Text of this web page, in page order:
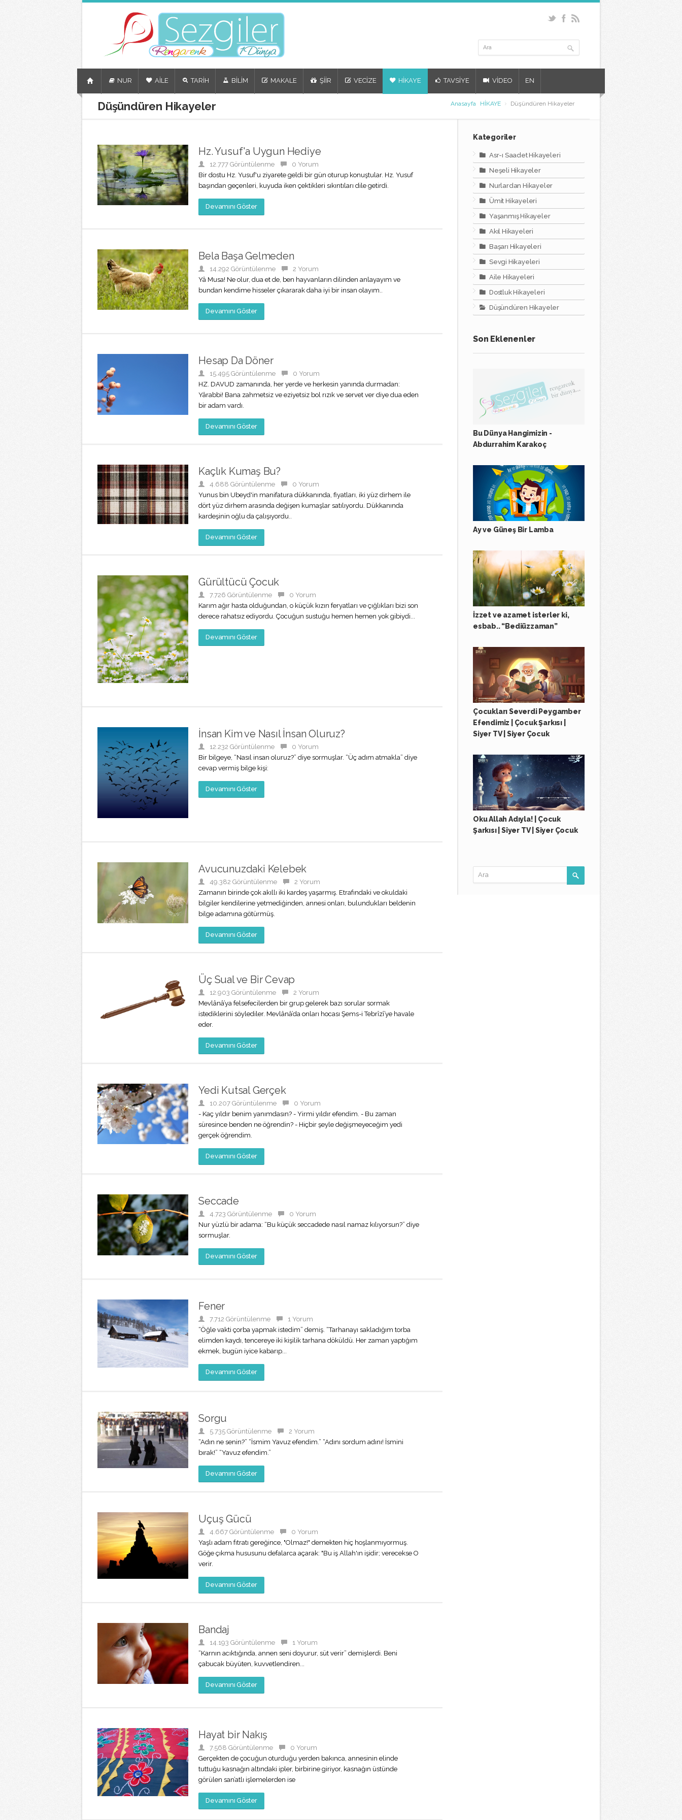
NUR AİLE TARİH BİLİM MAKALE ŞİİR VECİZE HİKAYE TAVSİYE VİDEO EN
Düşündüren Hikayeler Anasayfa HİKAYE Düşündüren Hikayeler
Hz. Yusuf'a Uygun Hediye
12.777 Görüntülenme
0 Yorum
Bir dostu Hz. Yusuf'u ziyarete geldi bir gün oturup konuştular. Hz. Yusuf
başından geçenleri, kuyuda iken çektikleri sıkıntıları dile getirdi.
Devamını Göster
Bela Başa Gelmeden
14.292 Görüntülenme
2 Yorum
Yâ Musa! Ne olur, dua et de, ben hayvanların dilinden anlayayım ve
bundan kendime hisseler çıkararak daha iyi bir insan olayım..
Devamını Göster
Hesap Da Döner
15.495 Görüntülenme
0 Yorum
HZ. DAVUD zamanında, her yerde ve herkesin yanında durmadan:
Yârabbi! Bana zahmetsiz ve eziyetsiz bol rızık ve servet ver diye dua eden
bir adam vardı.
Devamını Göster
Kaçlık Kumaş Bu?
4.688 Görüntülenme
0 Yorum
Yunus bin Ubeyd'in manifatura dükkanında, fiyatları, iki yüz dirhem ile
dört yüz dirhem arasında değişen kumaşlar satılıyordu. Dükkanında
kardeşinin oğlu da çalışıyordu..
Devamını Göster
Gürültücü Çocuk
7.726 Görüntülenme
0 Yorum
Karım ağır hasta olduğundan, o küçük kızın feryatları ve çığlıkları bizi son
derece rahatsız ediyordu. Çocuğun sustuğu hemen hemen yok gibiydi...
Devamını Göster
İnsan Kim ve Nasıl İnsan Oluruz?
12.232 Görüntülenme
0 Yorum
Bir bilgeye, “Nasıl insan oluruz?” diye sormuşlar. “Üç adım atmakla” diye
cevap vermiş bilge kişi:
Devamını Göster
Avucunuzdaki Kelebek
49.382 Görüntülenme
2 Yorum
Zamanın birinde çok akıllı iki kardeş yaşarmış. Etrafındaki ve okuldaki
bilgiler kendilerine yetmediğinden, annesi onları, bulundukları beldenin
bilge adamına götürmüş.
Devamını Göster
Üç Sual ve Bir Cevap
12.903 Görüntülenme
2 Yorum
Mevlânâ’ya felsefecilerden bir grup gelerek bazı sorular sormak
istediklerini söylediler. Mevlânâ’da onları hocası Şems-i Tebrîzî’ye havale
eder.
Devamını Göster
Yedi Kutsal Gerçek
10.207 Görüntülenme
0 Yorum
- Kaç yıldır benim yanımdasın? - Yirmi yıldır efendim. - Bu zaman
süresince benden ne öğrendin? - Hiçbir şeyle değişmeyeceğim yedi
gerçek öğrendim.
Devamını Göster
Seccade
4.723 Görüntülenme
0 Yorum
Nur yüzlü bir adama: “Bu küçük seccadede nasıl namaz kılıyorsun?” diye
sormuşlar.
Devamını Göster
Fener
7.712 Görüntülenme
1 Yorum
“Öğle vakti çorba yapmak istedim” demiş. “Tarhanayı sakladığım torba
elimden kaydı, tencereye iki kişilik tarhana döküldü. Her zaman yaptığım
ekmek, bugün iyice kabarıp...
Devamını Göster
Sorgu
5.735 Görüntülenme
2 Yorum
“Adın ne senin?” “İsmim Yavuz efendim.” “Adını sordum adını! İsmini
bırak!” “Yavuz efendim.”
Devamını Göster
Uçuş Gücü
4.667 Görüntülenme
0 Yorum
Yaşlı adam fıtratı gereğince, "Olmaz!" demekten hiç hoşlanmıyormuş.
Göğe çıkma hususunu defalarca açarak: "Bu iş Allah'ın işidir; verecekse O
verir.
Devamını Göster
Bandaj
14.193 Görüntülenme
1 Yorum
“Karnın acıktığında, annen seni doyurur, süt verir” demişlerdi. Beni
çabucak büyüten, kuvvetlendiren...
Devamını Göster
Hayat bir Nakış
7.568 Görüntülenme
0 Yorum
Gerçekten de çocuğun oturduğu yerden bakınca, annesinin elinde
tuttuğu kasnağın altındaki ipler, birbirine giriyor, kasnağın üstünde
görülen san’atlı işlemelerden ise
Devamını Göster
Kategoriler
Asr-ı Saadet Hikayeleri
Neşeli Hikayeler
Nurlardan Hikayeler
Ümit Hikayeleri
Yaşanmış Hikayeler
Akıl Hikayeleri
Başarı Hikayeleri
Sevgi Hikayeleri
Aile Hikayeleri
Dostluk Hikayeleri
Düşündüren Hikayeler
Son Eklenenler
Bu Dünya Hangimizin -
Abdurrahim Karakoç
Ay ve Güneş Bir Lamba
İzzet ve azamet isterler ki,
esbab.. “Bediüzzaman”
Çocukları Severdi Peygamber
Efendimiz | Çocuk Şarkısı |
Siyer TV | Siyer Çocuk
Oku Allah Adıyla! | Çocuk
Şarkısı | Siyer TV | Siyer Çocuk